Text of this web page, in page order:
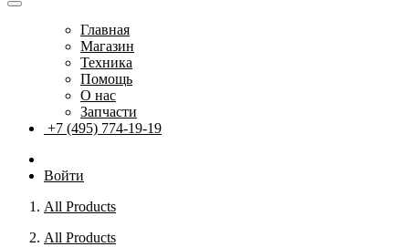
Главная
Магазин
Техника
Помощь
О нас
Запчасти
+7 (495) 774-19-19
Войти
All Products
All Products